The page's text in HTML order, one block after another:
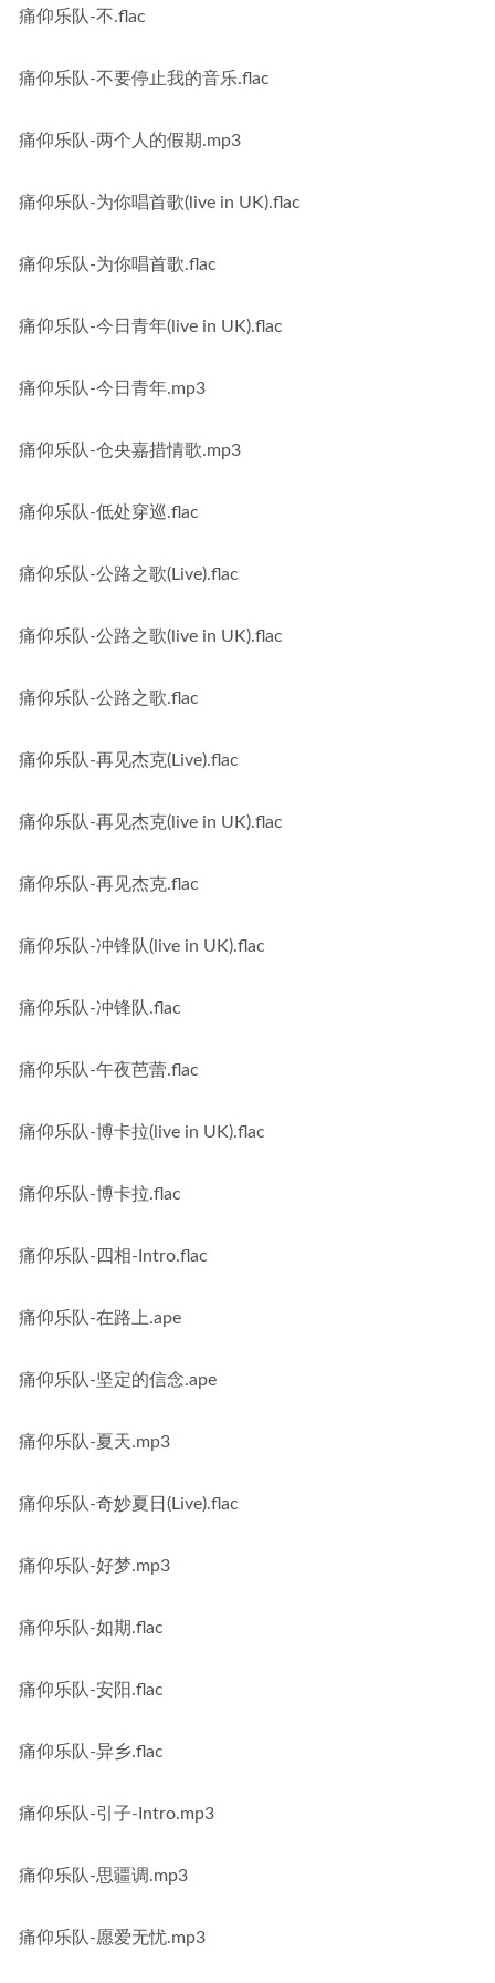
痛仰乐队-不.flac
痛仰乐队-不要停止我的音乐.flac
痛仰乐队-两个人的假期.mp3
痛仰乐队-为你唱首歌(live in UK).flac
痛仰乐队-为你唱首歌.flac
痛仰乐队-今日青年(live in UK).flac
痛仰乐队-今日青年.mp3
痛仰乐队-仓央嘉措情歌.mp3
痛仰乐队-低处穿巡.flac
痛仰乐队-公路之歌(Live).flac
痛仰乐队-公路之歌(live in UK).flac
痛仰乐队-公路之歌.flac
痛仰乐队-再见杰克(Live).flac
痛仰乐队-再见杰克(live in UK).flac
痛仰乐队-再见杰克.flac
痛仰乐队-冲锋队(live in UK).flac
痛仰乐队-冲锋队.flac
痛仰乐队-午夜芭蕾.flac
痛仰乐队-博卡拉(live in UK).flac
痛仰乐队-博卡拉.flac
痛仰乐队-四相-Intro.flac
痛仰乐队-在路上.ape
痛仰乐队-坚定的信念.ape
痛仰乐队-夏天.mp3
痛仰乐队-奇妙夏日(Live).flac
痛仰乐队-好梦.mp3
痛仰乐队-如期.flac
痛仰乐队-安阳.flac
痛仰乐队-异乡.flac
痛仰乐队-引子-Intro.mp3
痛仰乐队-思疆调.mp3
痛仰乐队-愿爱无忧.mp3